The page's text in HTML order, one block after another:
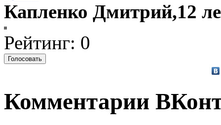
Капленко Дмитрий,12
Рейтинг: 0
Комментарии